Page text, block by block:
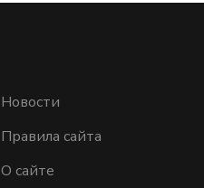
Новости
Правила сайта
О сайте